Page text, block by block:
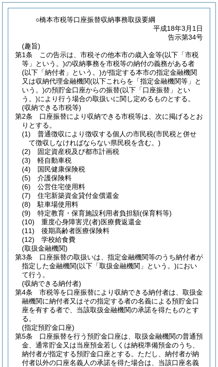
○橋本市税等口座振替収納事務取扱要綱
平成18年3月1日
告示第34号
(趣旨)
第1条
この告示は、市税その他本市の歳入金等(以下「市税
等」という。)の収納事務を市税等の納付の義務がある者
(以下「納付者」という。)が指定する本市の指定金融機関
又は収納代理金融機関(以下これらを「指定金融機関等」と
いう。)の預貯金口座からの振替(以下「口座振替」とい
う。)により行う場合の取扱いに関し定めるものとする。
(収納できる市税等)
第2条
口座振替により収納できる市税等は、次に掲げるとお
りとする。
(1)
普通徴収により徴収する個人の市民税(市民税と併せ
て徴収しなければならない県民税を含む。)
(2)
固定資産税及び都市計画税
(3)
軽自動車税
(4)
国民健康保険税
(5)
介護保険料
(6)
公営住宅使用料
(7)
住宅新築資金貸付金償還金
(8)
駐車場使用料
(9)
特定教育・保育施設利用者負担額(保育料等)
(10)
重度心身障害児(者)医療費返還金
(11)
後期高齢者医療保険料
(12)
学校給食費
(取扱金融機関)
第3条
口座振替の取扱いは、指定金融機関等のうち納付者が
指定した金融機関(以下「取扱金融機関」という。)におい
て行う。
(収納できる納付者)
第4条
市税等を口座振替により収納できる納付者は、取扱金
融機関に納付者又はその指定する者の名義による預貯金口
座を有する者で、当該取扱金融機関の承諾を得たものとす
る。
(指定預貯金口座)
第5条
口座振替を行う預貯金口座は、取扱金融機関の普通預
金、通常貯金又は当座預金若しくは納税準備預金のうち、
納付者が指定する預貯金口座とする。 ただし、納付者が納
付者以外の口座名義人の承諾を得た場合は、当該口座名義